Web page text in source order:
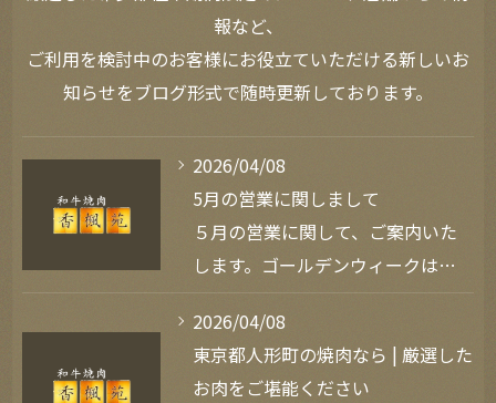
報など、
ご利用を検討中のお客様にお役立ていただける新しいお
知らせをブログ形式で随時更新しております。
2026/04/08
5月の営業に関しまして
５月の営業に関して、ご案内いた
します。ゴールデンウィークは…
2026/04/08
東京都人形町の焼肉なら | 厳選した
お肉をご堪能ください